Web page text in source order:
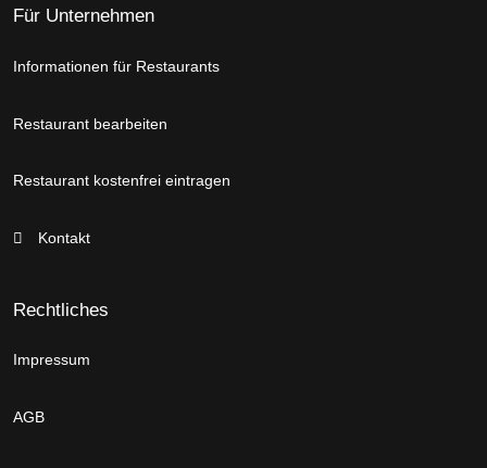
Für Unternehmen
Informationen für Restaurants
Restaurant bearbeiten
Restaurant kostenfrei eintragen
Kontakt
Rechtliches
Impressum
AGB